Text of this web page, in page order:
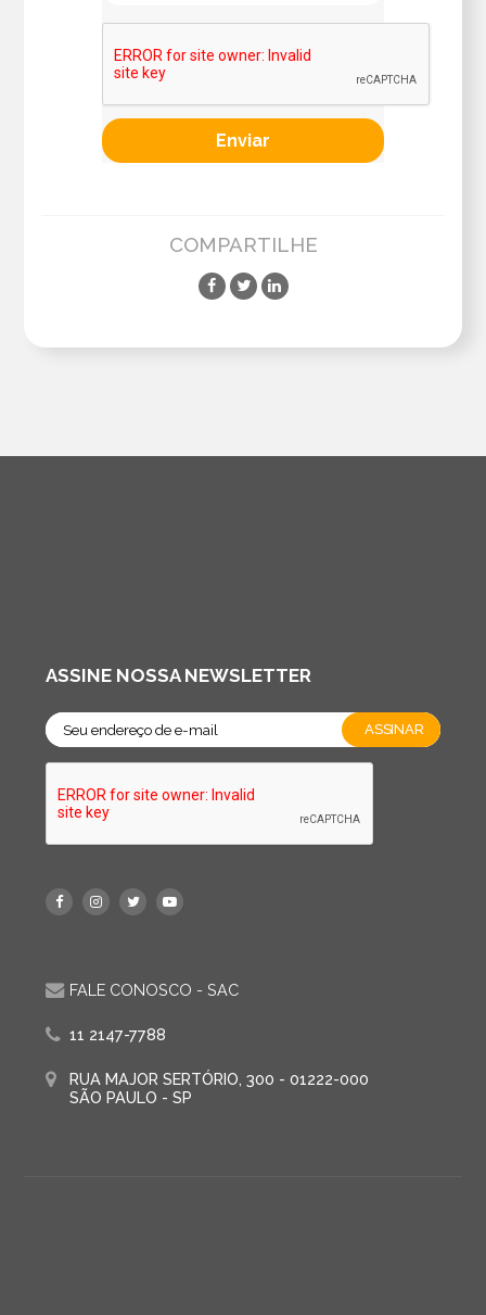
COMPARTILHE
ASSINE NOSSA NEWSLETTER
FALE CONOSCO - SAC
11 2147-7788
RUA MAJOR SERTÓRIO, 300 - 01222-000
SÃO PAULO - SP